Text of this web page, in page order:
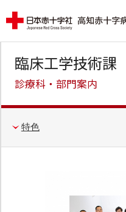
臨床工学技術課
診療科・部門案内
特色